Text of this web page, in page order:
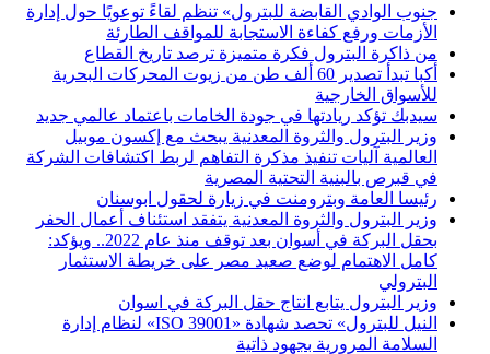
جنوب الوادي القابضة للبترول» تنظم لقاءً توعويًا حول إدارة
الأزمات ورفع كفاءة الاستجابة للمواقف الطارئة
من ذاكرة البترول فكرة متميزة ترصد تاريخ القطاع
أكبا تبدأ تصدير 60 ألف طن من زيوت المحركات البحرية
للأسواق الخارجية
سيدبك تؤكد ريادتها في جودة الخامات باعتماد عالمي جديد
وزير البترول والثروة المعدنية يبحث مع إكسون موبيل
العالمية آليات تنفيذ مذكرة التفاهم لربط اكتشافات الشركة
في قبرص بالبنية التحتية المصرية
رئيسا العامة وبترومنت في زيارة لحقول ابوسنان
وزير البترول والثروة المعدنية يتفقد استئناف أعمال الحفر
بحقل البركة في أسوان بعد توقف منذ عام 2022.. ويؤكد:
كامل الاهتمام لوضع صعيد مصر على خريطة الاستثمار
البترولي
وزير البترول يتابع انتاج حقل البركة في اسوان
النيل للبترول» تحصد شهادة «ISO 39001» لنظام إدارة
السلامة المرورية بجهود ذاتية